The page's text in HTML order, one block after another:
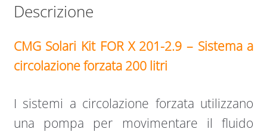
Descrizione
CMG Solari Kit FOR X 201-2.9 – Sistema a
circolazione forzata 200 litri
I sistemi a circolazione forzata utilizzano
una pompa per movimentare il fluido